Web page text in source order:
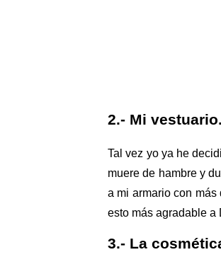
2.- Mi vestuario.
Tal vez yo ya he
muere de hambre y
a mi armario con
esto más agradable a
3.- La